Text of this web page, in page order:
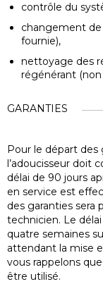
contrôle du
changement
fournie),
nettoyage des
régénérant (non
GARANTIES
Pour le départ des
l’adoucisseur doit
délai de 90 jours
en service est
des garanties sera
technicien. Le
quatre semaines
attendant la mise
vous rappelons
être utilisé.